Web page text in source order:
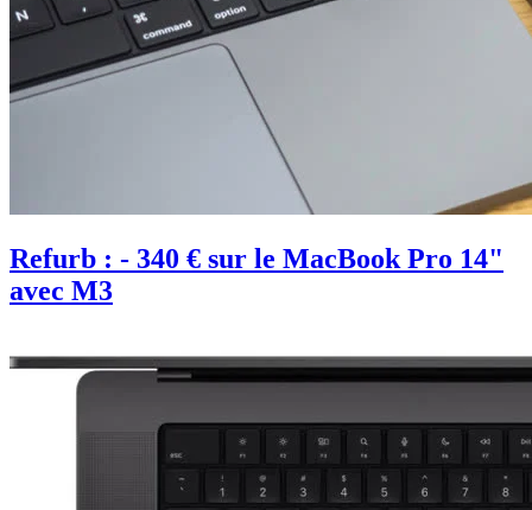
Refurb : - 340 € sur le MacBook Pro 14"
avec M3